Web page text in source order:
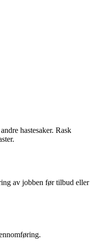
hastesaker. Rask
av jobben før tilbud eller